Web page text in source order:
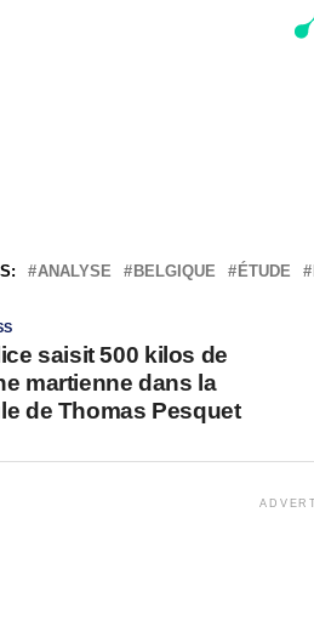
ANALYSE BELGIQUE ÉTUDE
saisit 500 kilos de
martienne dans la
de Thomas Pesquet